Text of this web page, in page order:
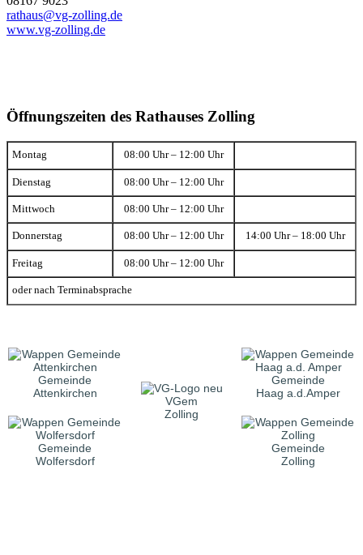
rathaus@vg-zolling.de
www.vg-zolling.de
Öffnungszeiten des Rathauses Zolling
Montag 08:00 Uhr – 12:00 Uhr
Dienstag 08:00 Uhr – 12:00 Uhr
Mittwoch 08:00 Uhr – 12:00 Uhr
Donnerstag 08:00 Uhr – 12:00 Uhr 14:00 Uhr – 18:00 Uhr
Freitag 08:00 Uhr – 12:00 Uhr
oder nach Terminabsprache
Gemeinde
Attenkirchen
VGem
Zolling
Gemeinde
Haag a.d.Amper
Gemeinde
Wolfersdorf
Gemeinde
Zolling